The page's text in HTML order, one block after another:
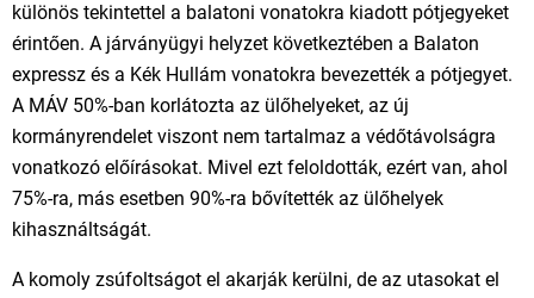
különös tekintettel a balatoni vonatokra kiadott pótjegyeket
érintően. A járványügyi helyzet következtében a Balaton
expressz és a Kék Hullám vonatokra bevezették a pótjegyet.
A MÁV 50%-ban korlátozta az ülőhelyeket, az új
kormányrendelet viszont nem tartalmaz a védőtávolságra
vonatkozó előírásokat. Mivel ezt feloldották, ezért van, ahol
75%-ra, más esetben 90%-ra bővítették az ülőhelyek
kihasználtságát.
A komoly zsúfoltságot el akarják kerülni, de az utasokat el